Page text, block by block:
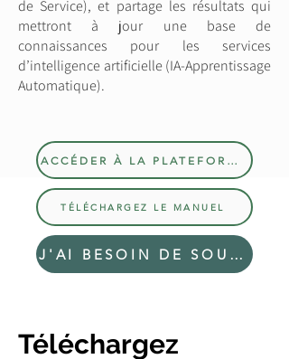
de Service), et partage les résultats qui
mettront à jour une base de
connaissances pour les services
d’intelligence artificielle (IA-Apprentissage
Automatique).
ACCÉDER À LA PLATEFORME
TÉLÉCHARGEZ LE MANUEL
J'AI BESOIN DE SOUTIEN
Téléchargez